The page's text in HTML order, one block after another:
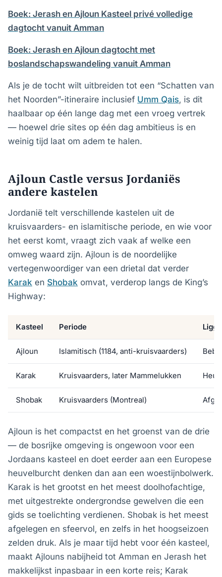
Boek: Jerash en Ajloun Kasteel privé volledige
dagtocht vanuit Amman
Boek: Jerash en Ajloun dagtocht met
boslandschapswandeling vanuit Amman
Als je de tocht wilt uitbreiden tot een “Schatten van
het Noorden”-itineraire inclusief Umm Qais, is dit
haalbaar op één lange dag met een vroeg vertrek
— hoewel drie sites op één dag ambitieus is en
weinig tijd laat om adem te halen.
Ajloun Castle versus Jordaniës
andere kastelen
Jordanië telt verschillende kastelen uit de
kruisvaarders- en islamitische periode, en wie voor
het eerst komt, vraagt zich vaak af welke een
omweg waard zijn. Ajloun is de noordelijke
vertegenwoordiger van een drietal dat verder
Karak en Shobak omvat, verderop langs de King’s
Highway:
Kasteel Periode
Ajloun Islamitisch (1184, anti-kruisvaarders)
Karak Kruisvaarders, later Mammelukken
Shobak Kruisvaarders (Montreal)
Ajloun is het compactst en het groenst van de drie
— de bosrijke omgeving is ongewoon voor een
Jordaans kasteel en doet eerder aan een Europese
heuvelburcht denken dan aan een woestijnbolwerk.
Karak is het grootst en het meest doolhofachtige,
met uitgestrekte ondergrondse gewelven die een
gids se toelichting verdienen. Shobak is het meest
afgelegen en sfeervol, en zelfs in het hoogseizoen
zelden druk. Als je maar tijd hebt voor één kasteel,
maakt Ajlouns nabijheid tot Amman en Jerash het
makkelijkst inpasbaar in een korte reis; Karak